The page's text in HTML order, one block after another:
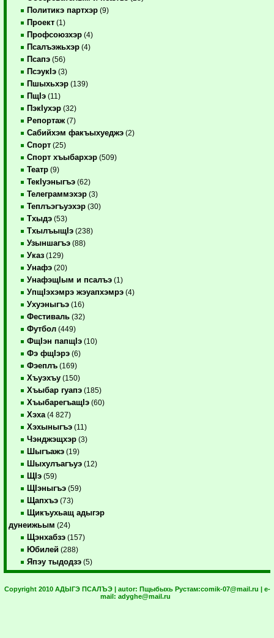
Политикэ партхэр (9)
Проект (1)
Профсоюзхэр (4)
Псалъэжьхэр (4)
Псапэ (56)
ПсэукIэ (3)
Пшыхьхэр (139)
ПщIэ (11)
ПэкIухэр (32)
Репортаж (7)
Сабийхэм факъыхуеджэ (2)
Спорт (25)
Спорт хъыбархэр (509)
Театр (9)
ТекIуэныгъэ (62)
Телеграммэхэр (3)
Теплъэгъуэхэр (30)
Тхыдэ (53)
ТхылъыщIэ (238)
Узыншагъэ (88)
Указ (129)
Унафэ (20)
УнафэщIым и псалъэ (1)
УпщIэхэмрэ жэуапхэмрэ (4)
Ухуэныгъэ (16)
Фестиваль (32)
Футбол (449)
ФщIэн папщIэ (10)
Фэ фщIэрэ (6)
Фэеплъ (169)
Хъуэхъу (150)
Хъыбар гуапэ (185)
ХъыбарегъащIэ (60)
Хэха (4 827)
Хэхыныгъэ (11)
Чэнджэщхэр (3)
Шыгъажэ (19)
Шыхулъагъуэ (12)
ЩIэ (59)
ЩIэныгъэ (59)
Щапхъэ (73)
Щикъухьащ адыгэр
дунеижьым (24)
Щэнхабзэ (157)
Юбилей (288)
Япэу тыдодзэ (5)
Copyright 2010 АДЫГЭ ПСАЛЪЭ | autor: Пщыбыхь Рустам:comik-07@mail.ru | e-
mail: adyghe@mail.ru